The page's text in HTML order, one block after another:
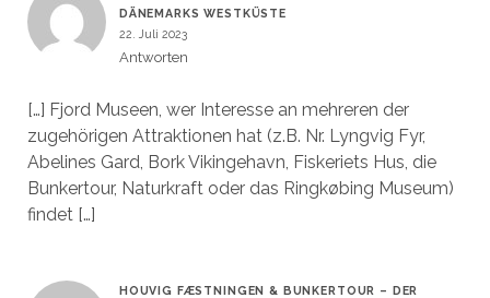
DÄNEMARKS WESTKÜSTE
22. Juli 2023
Antworten
[…] Fjord Museen, wer Interesse an mehreren der
zugehörigen Attraktionen hat (z.B. Nr. Lyngvig Fyr,
Abelines Gard, Bork Vikingehavn, Fiskeriets Hus, die
Bunkertour, Naturkraft oder das Ringkøbing Museum)
findet […]
HOUVIG FÆSTNINGEN & BUNKERTOUR – DER